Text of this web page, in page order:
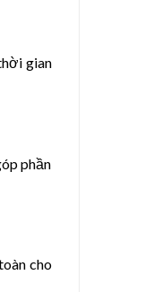
gian
phần
cho